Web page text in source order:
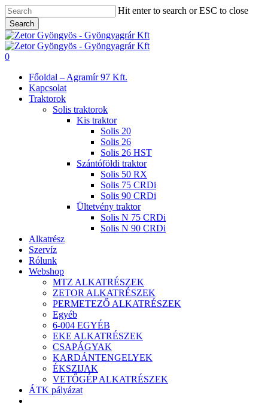
Skip
to
main
content
Hit enter to search or ESC to close
Search
Close
Search
search
0
Főoldal – Agramír 97 Kft.
Kapcsolat
Traktorok
Solis traktorok
Kis traktor
Solis 20
Solis 26
Solis 26 HST
Szántóföldi traktor
Solis 50 RX
Solis 75 CRDi
Solis 90 CRDi
Ültetvény traktor
Solis N 75 CRDi
Solis N 90 CRDi
Alkatrész
Szervíz
Rólunk
Webshop
MTZ ALKATRÉSZEK
ZETOR ALKATRÉSZEK
PERMETEZŐ ALKATRÉSZEK
Egyéb
6-004 EGYÉB
EKE ALKATRÉSZEK
CSAPÁGYAK
KARDÁNTENGELYEK
ÉKSZIJAK
VETŐGÉP ALKATRÉSZEK
ÁTK pályázat